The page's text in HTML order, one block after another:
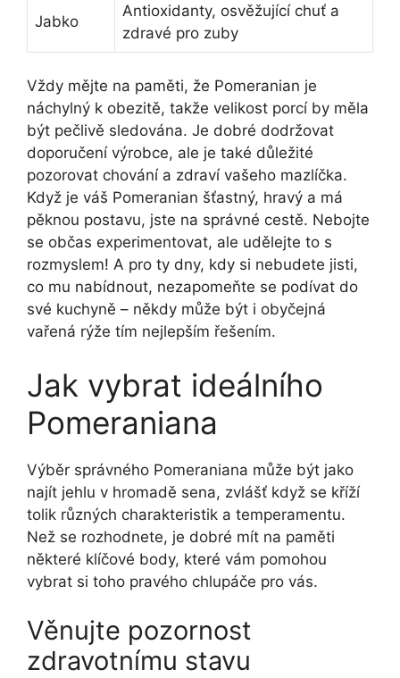
Jabko
Antioxidanty, osvěžující chuť a
zdravé pro zuby
Vždy mějte na paměti, že Pomeranian je
náchylný k obezitě, takže velikost porcí by měla
být pečlivě sledována. Je dobré dodržovat
doporučení výrobce, ale je také důležité
pozorovat chování a zdraví vašeho mazlíčka.
Když je váš Pomeranian šťastný, hravý a má
pěknou postavu, jste na správné cestě. Nebojte
se občas experimentovat, ale udělejte to s
rozmyslem! A pro ty dny, kdy si nebudete jisti,
co mu nabídnout, nezapomeňte se podívat do
své kuchyně – někdy může být i obyčejná
vařená rýže tím nejlepším řešením.
Jak vybrat ideálního
Pomeraniana
Výběr správného Pomeraniana může být jako
najít jehlu v hromadě sena, zvlášť když se kříží
tolik různých charakteristik a temperamentu.
Než se rozhodnete, je dobré mít na paměti
některé klíčové body, které vám pomohou
vybrat si toho pravého chlupáče pro vás.
Věnujte pozornost
zdravotnímu stavu